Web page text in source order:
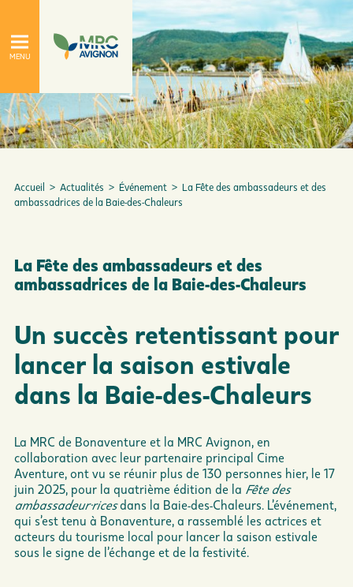
Accueil > Actualités > Événement > La Fête des ambassadeurs et des
ambassadrices de la Baie-des-Chaleurs
La Fête des ambassadeurs et des
ambassadrices de la Baie-des-Chaleurs
Un succès retentissant pour
lancer la saison estivale
dans la Baie-des-Chaleurs
La MRC de Bonaventure et la MRC Avignon, en
collaboration avec leur partenaire principal Cime
Aventure, ont vu se réunir plus de 130 personnes hier, le 17
juin 2025, pour la quatrième édition de la Fête des
ambassadeur·ricesdans la Baie-des-Chaleurs. L’événement,
qui s’est tenu à Bonaventure, a rassemblé les actrices et
acteurs du tourisme local pour lancer la saison estivale
sous le signe de l’échange et de la festivité.